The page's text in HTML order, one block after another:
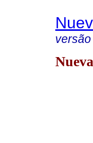
Nueva